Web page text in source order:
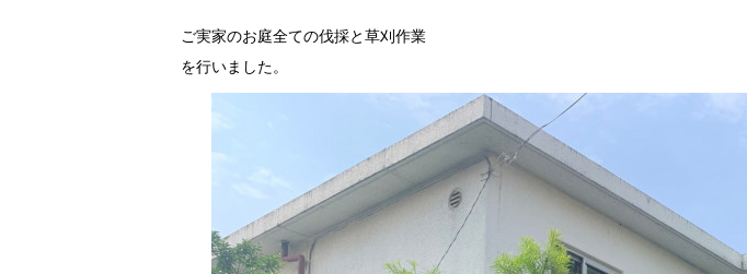
ご実家のお庭全ての伐採と草刈作業
を行いました。